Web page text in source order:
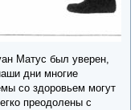
Матус был уверен,
дни многие
со здоровьем могут
преодолены с